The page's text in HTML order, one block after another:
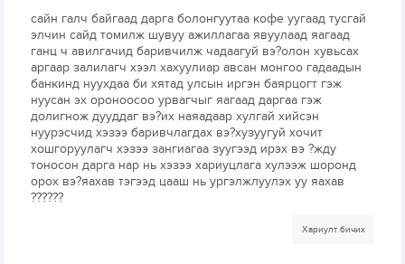
сайн галч байгаад дарга болонгуутаа кофе уугаад тусгай
элчин сайд томилж шувуу ажиллагаа явуулаад яагаад
ганц ч авилгачид баривчилж чадаагуй вэ?олон хувьсах
аргаар залилагч хээл хахуулиар авсан монгоо гадаадын
банкинд нуухдаа би хятад улсын иргэн баярцогт гэж
нуусан эх ороноосоо урвагчыг яагаад даргаа гэж
долигнож дууддаг вэ?их наяадаар хулгай хийсэн
нуурэсчид хэзээ баривчлагдах вэ?хузуугуй хочит
хошгоруулагч хэзээ зангиагаа зуугээд ирэх вэ ?жду
тоносон дарга нар нь хэзээ хариуцлага хулээж шоронд
орох вэ?яахав тэгээд цааш нь ургэлжлуулэх уу яахав
??????
Хариулт бичих